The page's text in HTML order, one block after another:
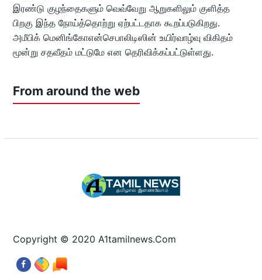
இரண்டு குழந்தைகளும் வெவ்வேறு ஆறுகளிலும் குளித்த
பிறகு இந்த நோய்த்தொற்று ஏற்பட்டதாக கூறப்படுகிறது.
அமீபிக் மெனிங்கோஎன்செபாலிடிஸின் உயிர்வாழ்வு விகிதம்
மூன்று சதவீதம் மட்டுமே என தெரிவிக்கப்பட்டுள்ளது.
From around the web
Copyright © 2020 A1tamilnews.Com